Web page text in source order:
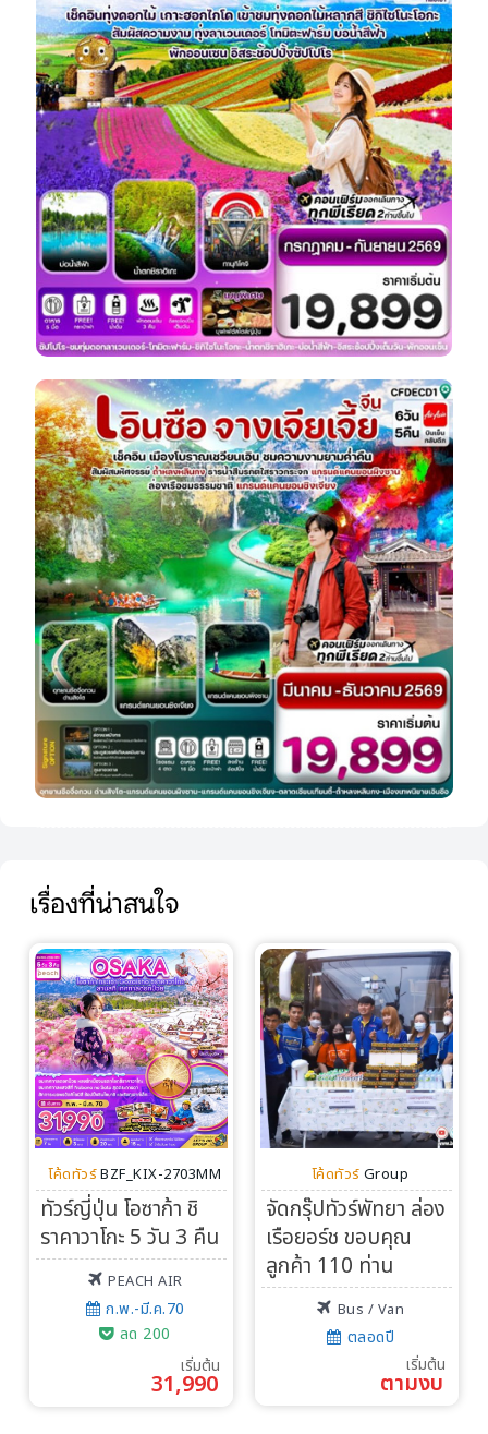
เรื่องที่น่าสนใจ
โค้ดทัวร์ BZF_KIX-2703MM
ทัวร์ญี่ปุ่น โอซาก้า ชิ
ราคาวาโกะ 5 วัน 3 คืน
PEACH AIR
ก.พ.-มี.ค.70
ลด 200
เริ่มต้น
31,990
โค้ดทัวร์ Group
จัดกรุ๊ปทัวร์พัทยา ล่อง
เรือยอร์ช ขอบคุณ
ลูกค้า 110 ท่าน
Bus / Van
ตลอดปี
เริ่มต้น
ตามงบ